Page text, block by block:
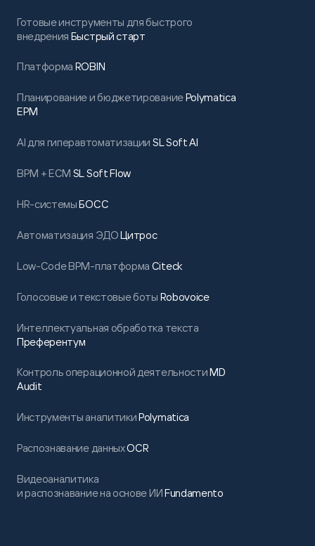
Готовые инструменты для быстрого
внедрения Быстрый старт
Платформа ROBIN
Планирование и бюджетированиеPolymatica
EPM
AI для гиперавтоматизации SL Soft AI
BPM + ECM SL Soft Flow
HR-системыБОСС
Автоматизация ЭДОЦитрос
Low-Code BPM-платформа Citeck
Голосовые и текстовые боты Robovoice
Интеллектуальная обработка текста
Преферентум
Контроль операционной деятельностиMD
Audit
Инструменты аналитикиPolymatica
Распознавание данныхOCR
Видеоаналитика
и распознавание на основе ИИFundamento